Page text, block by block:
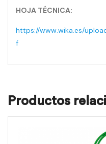
HOJA TÉCNICA:
https://www.wika.es/
f
Productos